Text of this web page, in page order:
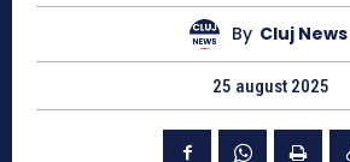
By Cluj News
25 august 2025